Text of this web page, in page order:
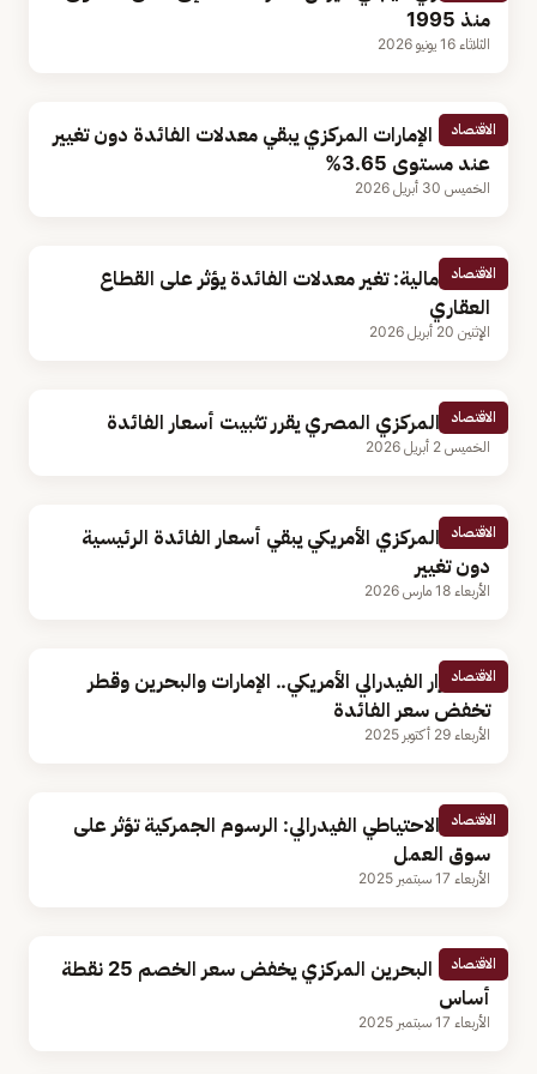
منذ 1995
الثلاثاء 16 يونيو 2026
الاقتصاد
مصرف الإمارات المركزي يبقي معدلات الفائدة دون تغيير
عند مستوى 3.65%
الخميس 30 أبريل 2026
الاقتصاد
أستاذ مالية: تغير معدلات الفائدة يؤثر على القطاع
العقاري
الإثنين 20 أبريل 2026
الاقتصاد
البنك المركزي المصري يقرر تثبيت أسعار الفائدة
الخميس 2 أبريل 2026
الاقتصاد
البنك المركزي الأمريكي يبقي أسعار الفائدة الرئيسية
دون تغيير
الأربعاء 18 مارس 2026
الاقتصاد
بعد قرار الفيدرالي الأمريكي.. الإمارات والبحرين وقطر
تخفض سعر الفائدة
الأربعاء 29 أكتوبر 2025
الاقتصاد
رئيس الاحتياطي الفيدرالي: الرسوم الجمركية تؤثر على
سوق العمل
الأربعاء 17 سبتمبر 2025
الاقتصاد
مصرف البحرين المركزي يخفض سعر الخصم 25 نقطة
أساس
الأربعاء 17 سبتمبر 2025